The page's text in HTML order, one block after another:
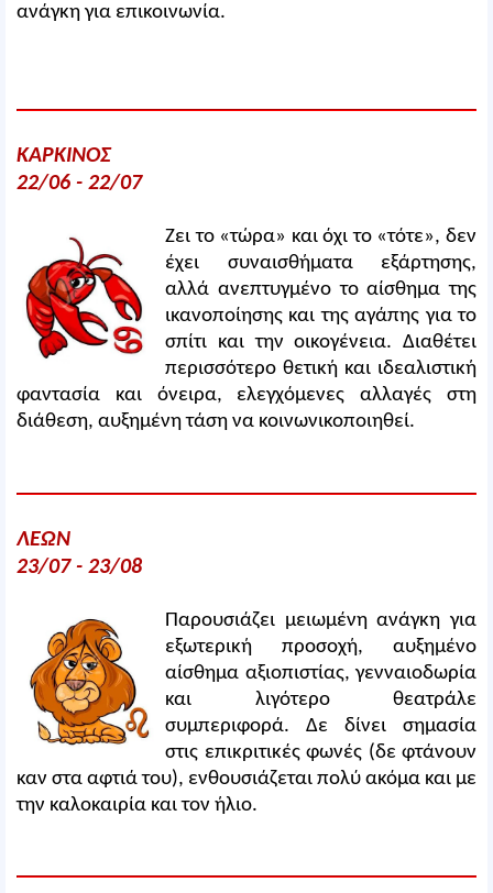
ανάγκη για επικοινωνία.
ΚΑΡΚΙΝΟΣ
22/06 - 22/07
Ζει το «τώρα» και όχι το «τότε», δεν
έχει συναισθήματα εξάρτησης,
αλλά ανεπτυγμένο το αίσθημα της
ικανοποίησης και της αγάπης για το
σπίτι και την οικογένεια. Διαθέτει
περισσότερο θετική και ιδεαλιστική
φαντασία και όνειρα, ελεγχόμενες αλλαγές στη
διάθεση, αυξημένη τάση να κοινωνικοποιηθεί.
ΛΕΩΝ
23/07 - 23/08
Παρουσιάζει μειωμένη ανάγκη για
εξωτερική προσοχή, αυξημένο
αίσθημα αξιοπιστίας, γενναιοδωρία
και λιγότερο θεατράλε
συμπεριφορά. Δε δίνει σημασία
στις επικριτικές φωνές (δε φτάνουν
καν στα αφτιά του), ενθουσιάζεται πολύ ακόμα και με
την καλοκαιρία και τον ήλιο.